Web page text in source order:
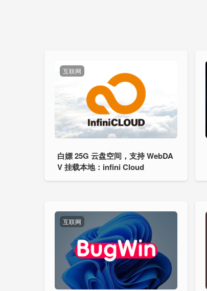
互联网
白嫖 25G 云盘空间，支持 WebDA
V 挂载本地：infini Cloud
互联网